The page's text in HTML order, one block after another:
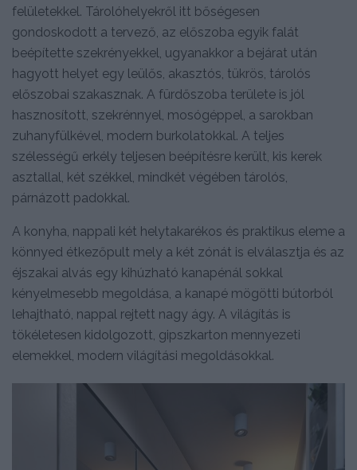
felületekkel. Tárolóhelyekről itt bőségesen
gondoskodott a tervező, az előszoba egyik falát
beépítette szekrényekkel, ugyanakkor a bejárat után
hagyott helyet egy leülős, akasztós, tükrös, tárolós
előszobai szakasznak. A fürdőszoba területe is jól
hasznosított, szekrénnyel, mosógéppel, a sarokban
zuhanyfülkével, modern burkolatokkal. A teljes
szélességű erkély teljesen beépítésre került, kis kerek
asztallal, két székkel, mindkét végében tárolós,
párnázott padokkal.
A konyha, nappali két helytakarékos és praktikus eleme a
könnyed étkezőpult mely a két zónát is elválasztja és az
éjszakai alvás egy kihúzható kanapénál sokkal
kényelmesebb megoldása, a kanapé mögötti bútorból
lehajtható, nappal rejtett nagy ágy. A világítás is
tökéletesen kidolgozott, gipszkarton mennyezeti
elemekkel, modern világítási megoldásokkal.